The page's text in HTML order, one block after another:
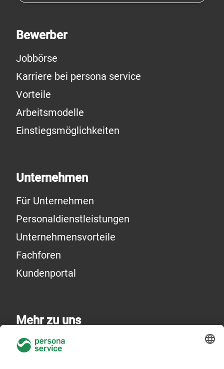
Bewerber
Jobbörse
Karriere bei persona service
Vorteile
Arbeitsmodelle
Einstiegsmöglichkeiten
Unternehmen
Für Unternehmen
Personaldienstleistungen
Unternehmensvorteile
Fachforen
Kundenportal
Mehr zu uns
Über uns